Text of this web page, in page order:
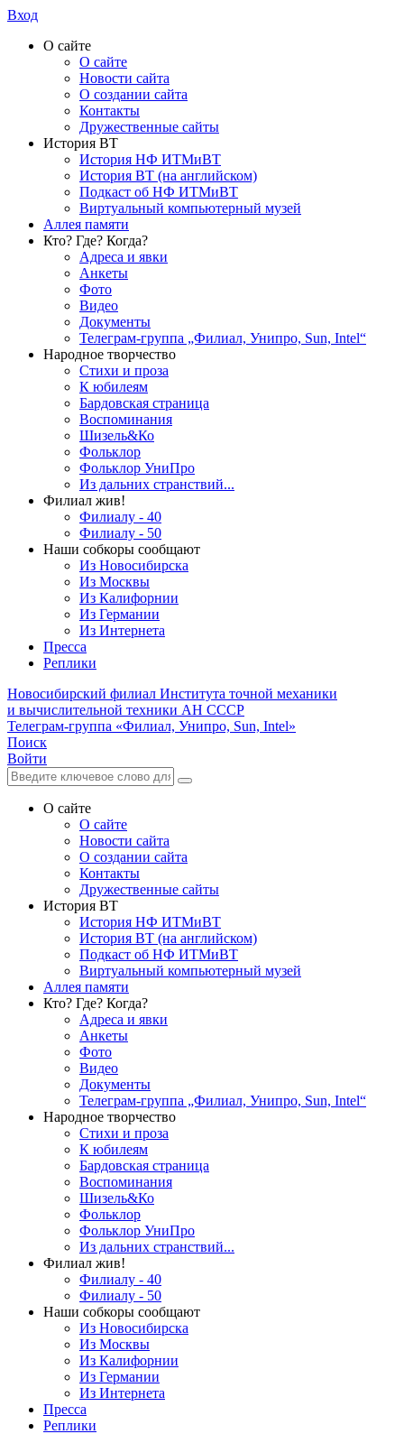
Вход
О сайте
О сайте
Новости сайта
О создании сайта
Контакты
Дружественные сайты
История ВТ
История НФ ИТМиВТ
История ВТ (на английском)
Подкаст об НФ ИТМиВТ
Виртуальный компьютерный музей
Аллея памяти
Кто? Где? Когда?
Адреса и явки
Анкеты
Фото
Видео
Документы
Телеграм-группа „Филиал, Унипро, Sun, Intel“
Народное творчество
Стихи и проза
К юбилеям
Бардовская страница
Воспоминания
Шизель&Ко
Фольклор
Фольклор УниПро
Из дальних странствий...
Филиал жив!
Филиалу - 40
Филиалу - 50
Наши собкоры сообщают
Из Новосибирска
Из Москвы
Из Калифорнии
Из Германии
Из Интернета
Пресса
Реплики
Новосибирский филиал Института точной механики
и вычислительной техники АН СССР
Телеграм-группа «Филиал, Унипро, Sun, Intel»
Поиск
Войти
О сайте
О сайте
Новости сайта
О создании сайта
Контакты
Дружественные сайты
История ВТ
История НФ ИТМиВТ
История ВТ (на английском)
Подкаст об НФ ИТМиВТ
Виртуальный компьютерный музей
Аллея памяти
Кто? Где? Когда?
Адреса и явки
Анкеты
Фото
Видео
Документы
Телеграм-группа „Филиал, Унипро, Sun, Intel“
Народное творчество
Стихи и проза
К юбилеям
Бардовская страница
Воспоминания
Шизель&Ко
Фольклор
Фольклор УниПро
Из дальних странствий...
Филиал жив!
Филиалу - 40
Филиалу - 50
Наши собкоры сообщают
Из Новосибирска
Из Москвы
Из Калифорнии
Из Германии
Из Интернета
Пресса
Реплики